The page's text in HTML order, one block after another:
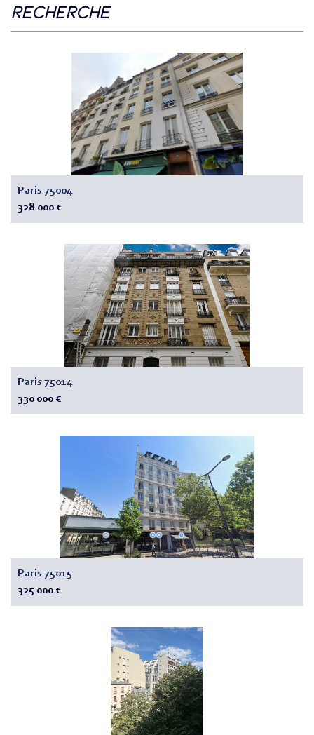
recherche
Paris 75004
328 000 €
Paris 75014
330 000 €
Paris 75015
325 000 €